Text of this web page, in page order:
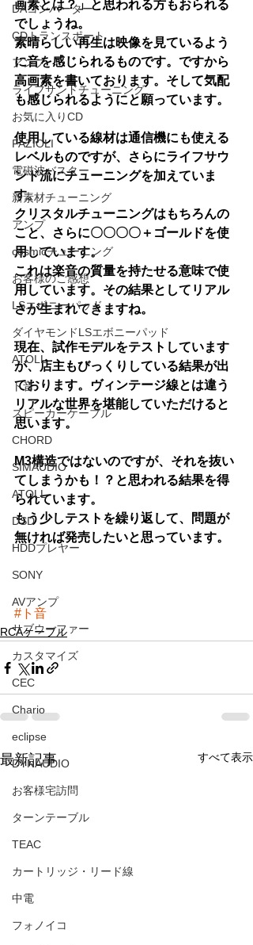
DAコンバーター
CDトランスポート
アンプ
ライフサンドチューニング
お気に入りCD
FAZIOLI
電磁波バスター
新素材チューニング
アンプ
cosmicチューニング
お客様のご感想
LSエボニーパッド
ダイヤモンドLSエボニーパッド
ATOLL
ト音
スピーカーケーブル
CHORD
SIMAUDIO
ATOLL
DSD
HDDプレヤー
SONY
AVアンプ
サブウーファー
カスタマイズ
CEC
Chario
eclipse
DYNAUDIO
お客様宅訪問
ターンテーブル
TEAC
カートリッジ・リード線
中電
フォノイコ
画素とは？」と思われる方もおられる
でしょうね。
素晴らしい再生は映像を見ているよう
に音を感じられるものです。ですから
高画素を書いております。そして気配
も感じられるようにと願っています。
使用している線材は通信機にも使える
レベルものですが、さらにライフサウ
ンド流にチューニングを加えていま
す。
クリスタルチューニングはもちろんの
こと、さらに〇〇〇〇＋ゴールドを使
用しています。
これは楽音の質量を持たせる意味で使
用しています。その結果としてリアル
さが生まれてきますね。
現在、試作モデルをテストしています
が、店主もびっくりしている結果が出
ております。ヴィンテージ線とは違う
リアルな世界を堪能していただけると
思います。
M3構造ではないのですが、それを抜い
てしまうかも！？と思われる結果を得
られています。
もう少しテストを繰り返して、問題が
無ければ発売したいと思っています。
#ト音
RCAケーブル
最新記事 すべて表示